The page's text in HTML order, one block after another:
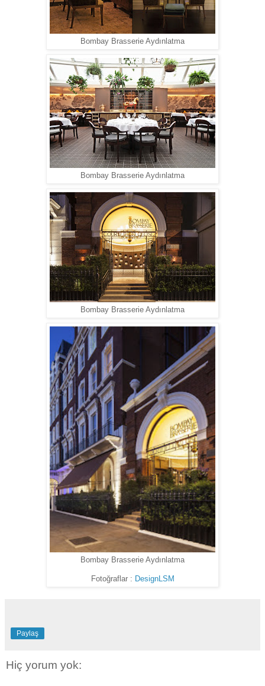
Bombay Brasserie Aydınlatma
Bombay Brasserie Aydınlatma
Bombay Brasserie Aydınlatma
Bombay Brasserie Aydınlatma
Fotoğraflar : DesignLSM
Paylaş
Hiç yorum yok: